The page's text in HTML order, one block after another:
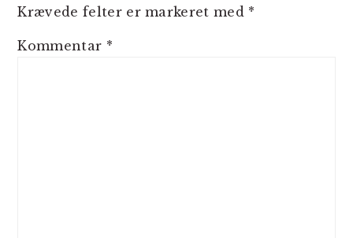
Krævede felter er markeret med *
Kommentar *